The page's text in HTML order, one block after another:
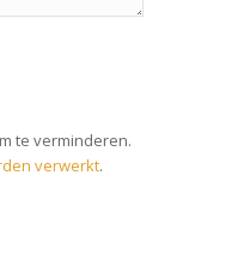
te verminderen.
verwerkt.